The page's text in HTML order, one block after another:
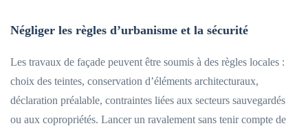
Négliger les règles d’urbanisme et la sécurité
Les travaux de façade peuvent être soumis à des règles locales :
choix des teintes, conservation d’éléments architecturaux,
déclaration préalable, contraintes liées aux secteurs sauvegardés
ou aux copropriétés. Lancer un ravalement sans tenir compte de